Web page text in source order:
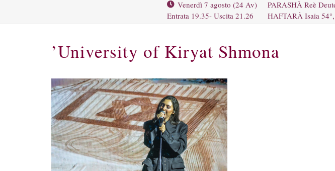
Venerdì 7 agosto (24 Av)
Entrata 19.35- Uscita 21.26
PARASHÀ Reè
HAFTARÀ Isaia
’University of Kiryat Shmona